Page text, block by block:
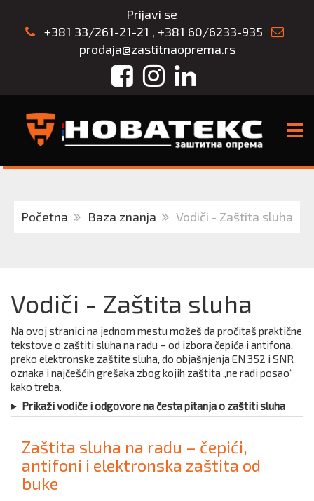
Prijavi se
+381 33/261-21-21 , +381 60/6233-935
prodaja@zastitnaoprema.rs
FacebookInstagram
LinkedIn
Početna Baza znanja Vodiči - Zaštita sluha
Vodiči - Zaštita sluha
Na ovoj stranici na jednom mestu možeš da pročitaš praktične
tekstove o zaštiti sluha na radu – od izbora čepića i antifona,
preko elektronske zaštite sluha, do objašnjenja EN 352 i SNR
oznaka i najčešćih grešaka zbog kojih zaštita „ne radi posao“
kako treba.
Prikaži vodiče i odgovore na česta pitanja o zaštiti sluha
Zaštita sluha na radu – čepići,
antifoni i elektronska zaštita od
buke